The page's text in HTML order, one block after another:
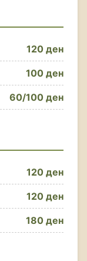
120 ден
100 ден
60/100 ден
120 ден
120 ден
180 ден